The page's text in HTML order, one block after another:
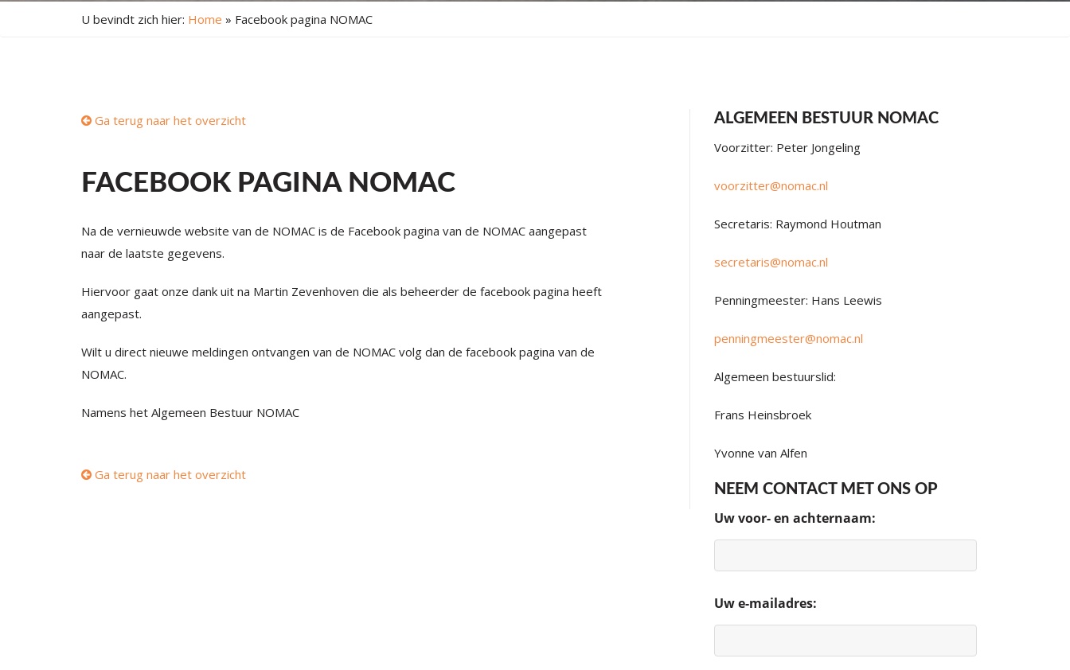
U bevindt zich hier: Home » Facebook pagina NOMAC
Ga terug naar het overzicht
FACEBOOK PAGINA NOMAC
Na de vernieuwde website van de NOMAC is de Facebook pagina van de NOMAC aangepast
naar de laatste gegevens.
Hiervoor gaat onze dank uit na Martin Zevenhoven die als beheerder de facebook pagina heeft
aangepast.
Wilt u direct nieuwe meldingen ontvangen van de NOMAC volg dan de facebook pagina van de
NOMAC.
Namens het Algemeen Bestuur NOMAC
Ga terug naar het overzicht
ALGEMEEN BESTUUR NOMAC
Voorzitter: Peter Jongeling
voorzitter@nomac.nl
Secretaris: Raymond Houtman
secretaris@nomac.nl
Penningmeester: Hans Leewis
penningmeester@nomac.nl
Algemeen bestuurslid:
Frans Heinsbroek
Yvonne van Alfen
NEEM CONTACT MET ONS OP
Uw voor- en achternaam:
Uw e-mailadres: